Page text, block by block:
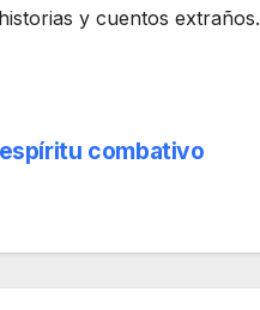
y cuentos extraños.
combativo